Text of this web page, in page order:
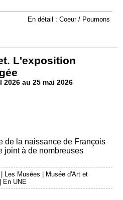
En détail : Coeur / Poumons
L'exposition
2026 au 25 mai 2026
de la naissance de François
joint à de nombreuses
Les Musées
Musée d'Art et
En UNE